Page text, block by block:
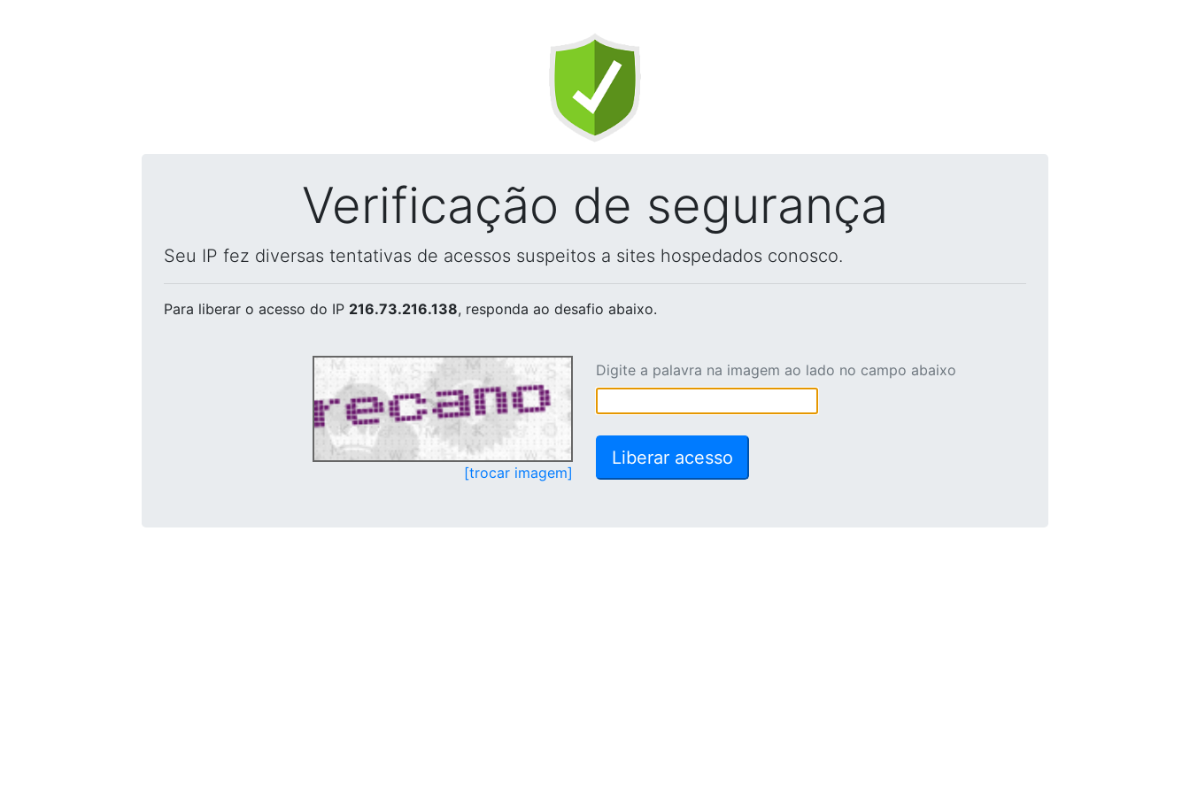
Verificação de segurança
Seu IP fez diversas tentativas de acessos suspeitos a sites hospedados conosco.
Para liberar o acesso do IP 216.73.216.138, responda ao desafio abaixo.
[trocar imagem]
Digite a palavra na imagem ao lado no campo abaixo